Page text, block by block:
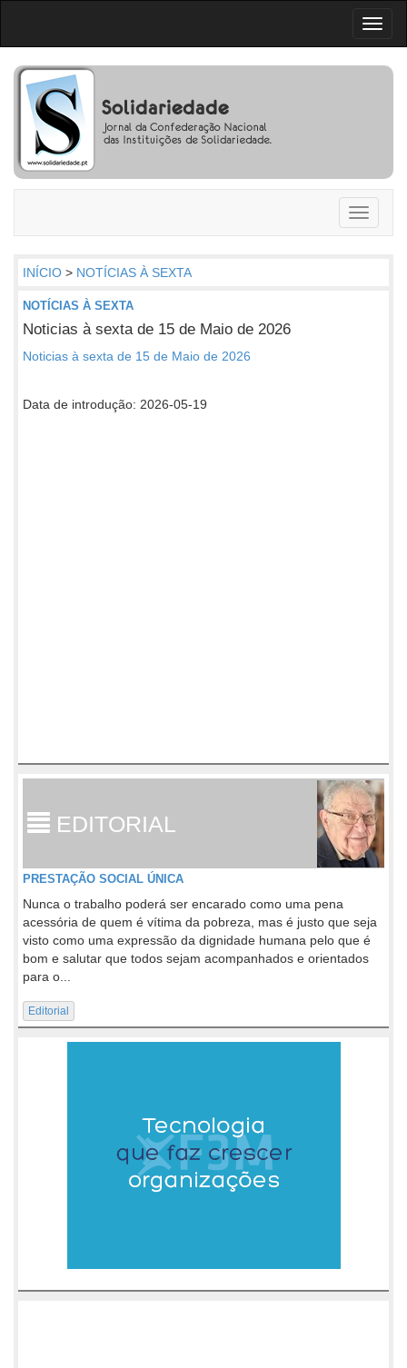
Toggle
INÍCIO > NOTÍCIAS À SEXTA
NOTÍCIAS À SEXTA
Noticias à sexta de 15 de Maio de 2026
Noticias à sexta de 15 de Maio de 2026
Data de introdução: 2026-05-19
EDITORIAL
PRESTAÇÃO SOCIAL ÚNICA
Nunca o trabalho poderá ser encarado como uma pena
acessória de quem é vítima da pobreza, mas é justo que seja
visto como uma expressão da dignidade humana pelo que é
bom e salutar que todos sejam acompanhados e orientados
para o...
Editorial